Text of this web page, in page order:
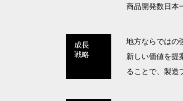
商品開発数日本
成長
戦略
地方ならではの
新しい価値を提
ることで、製造